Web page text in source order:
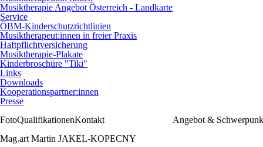
Musiktherapie Angebot Österreich - Landkarte
Service
ÖBM-Kinderschutzrichtlinien
Musiktherapeut:innen in freier Praxis
Haftpflichtversicherung
Musiktherapie-Plakate
Kinderbroschüre "Tiki"
Links
Downloads
Kooperationspartner:innen
Presse
FotoQualifikationenKontakt
Angebot &
Mag.art Martin JAKEL-KOPECNY